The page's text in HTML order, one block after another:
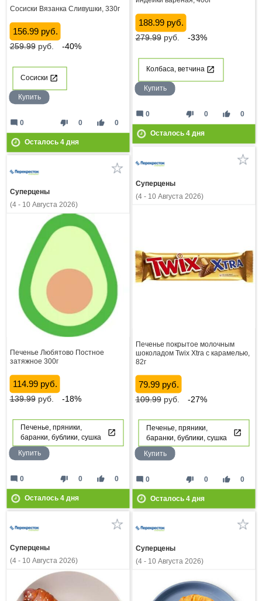
188.99 руб.
279.99руб. -33%
Колбаса, ветчина
Купить
thumb_down 0 thumb_up 0
mode_comment 0
Осталось 4дня
Сосиски Вязанка Сливушки, 330г
156.99 руб.
259.99руб. -40%
Сосиски
Купить
thumb_down 0 thumb_up 0
mode_comment 0
Осталось 4дня
Суперцены
(4 - 10 Августа 2026)
Печенье покрытое молочным
шоколадом Twix Xtra с карамелью,
82г
79.99 руб.
109.99руб. -27%
Печенье, пряники,
баранки, бублики, сушка
Купить
thumb_down 0 thumb_up 0
mode_comment 0
Осталось 4дня
Суперцены
(4 - 10 Августа 2026)
Печенье Любятово Постное
затяжное 300г
114.99 руб.
139.99руб. -18%
Печенье, пряники,
баранки, бублики, сушка
Купить
thumb_down 0 thumb_up 0
mode_comment 0
Осталось 4дня
Суперцены
(4 - 10 Августа 2026)
Суперцены
(4 - 10 Августа 2026)